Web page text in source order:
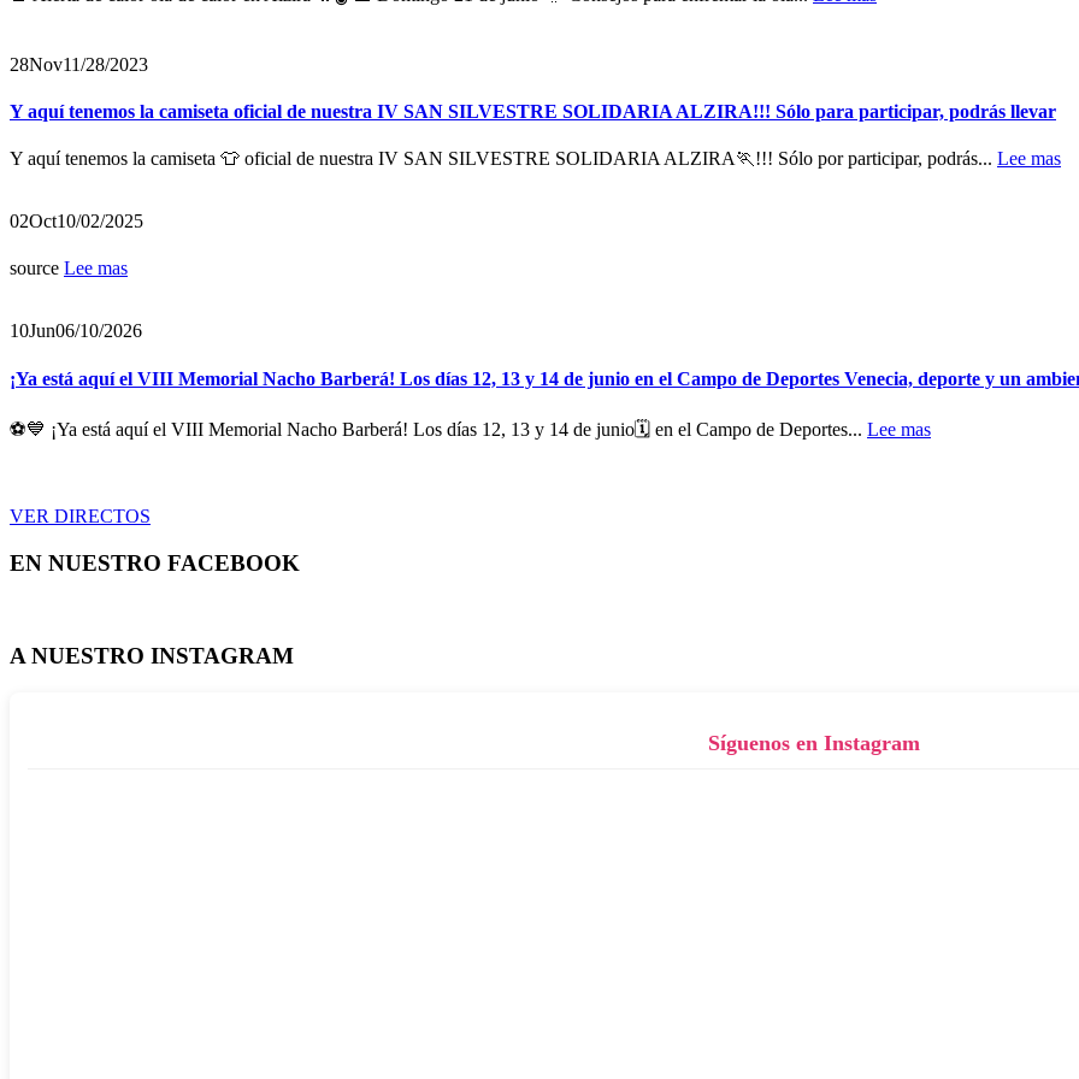
28Nov11/28/2023
Y aquí tenemos la camiseta oficial de nuestra IV SAN SILVESTRE SOLIDARIA ALZIRA!!! Sólo para participar, podrás llevar
Y aquí tenemos la camiseta 👕 oficial de nuestra IV SAN SILVESTRE SOLIDARIA ALZIRA🏃!!! Sólo por participar, podrás... Lee mas
02Oct10/02/2025
source Lee mas
10Jun06/10/2026
¡Ya está aquí el VIII Memorial Nacho Barberá! Los días 12, 13 y 14 de junio en el Campo de Deportes Venecia, deporte y un
⚽💙 ¡Ya está aquí el VIII Memorial Nacho Barberá! Los días 12, 13 y 14 de junio🗓️ en el Campo de Deportes... Lee mas
VER DIRECTOS
EN NUESTRO FACEBOOK
A NUESTRO INSTAGRAM
Síguenos en Instagram